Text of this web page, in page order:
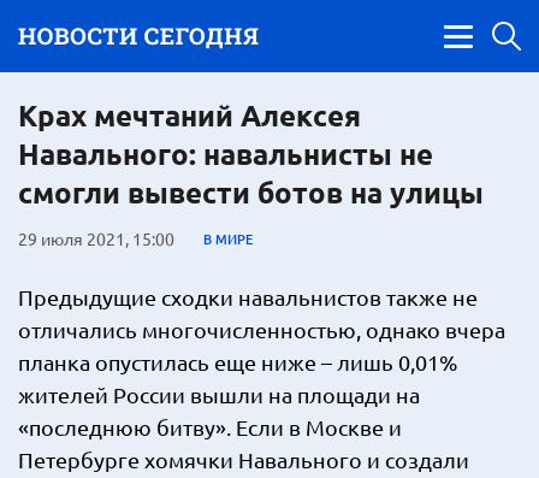
Крах мечтаний Алексея
Навального: навальнисты не
смогли вывести ботов на улицы
29 июля 2021, 15:00 В МИРЕ
Предыдущие сходки навальнистов также не
отличались многочисленностью, однако вчера
планка опустилась еще ниже – лишь 0,01%
жителей России вышли на площади на
«последнюю битву». Если в Москве и
Петербурге хомячки Навального и создали